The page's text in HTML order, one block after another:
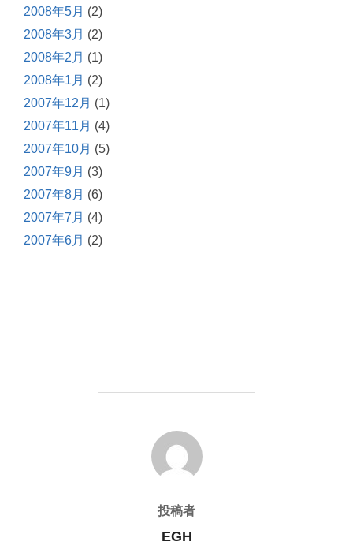
2008年5月 (2)
2008年3月 (2)
2008年2月 (1)
2008年1月 (2)
2007年12月 (1)
2007年11月 (4)
2007年10月 (5)
2007年9月 (3)
2007年8月 (6)
2007年7月 (4)
2007年6月 (2)
投稿者
投稿者
EGH